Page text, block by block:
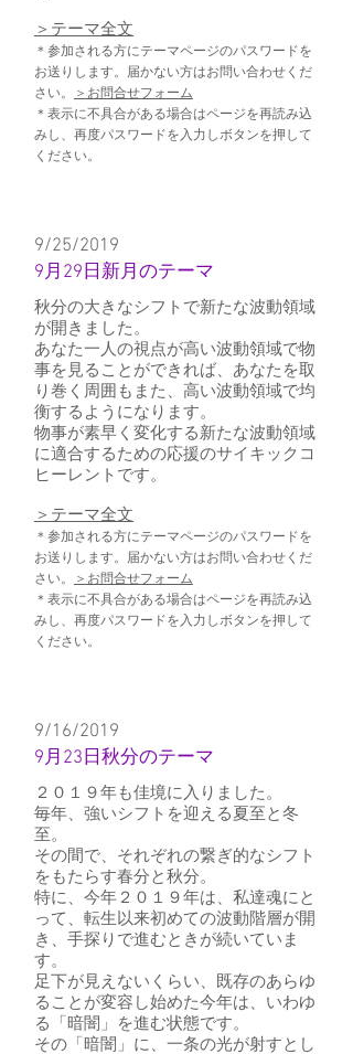
​＞テーマ全文
＊参加される方にテーマページのパスワードを
お送りします。届かない方はお問い合わせくだ
さい。
＞お問合せフォーム
＊表示に不具合がある場合はページを再読み込
みし、再度パスワードを入力しボタンを押して
ください。
9/25/2019
9月29日新月のテーマ
秋分の大きなシフトで新たな波動領域
が開きました。
あなた一人の視点が高い波動領域で物
事を見ることができれば、あなたを取
り巻く周囲もまた、高い波動領域で均
衡するようになります。
物事が素早く変化する新たな波動領域
に適合するための応援のサイキックコ
ヒーレントです。
​＞テーマ全文
＊参加される方にテーマページのパスワードを
お送りします。届かない方はお問い合わせくだ
さい。
＞お問合せフォーム
＊表示に不具合がある場合はページを再読み込
みし、再度パスワードを入力しボタンを押して
ください。
9/16/2019
9月23日秋分のテーマ
２０１９年も佳境に入りました。
毎年、強いシフトを迎える夏至と冬
至。
その間で、それぞれの繋ぎ的なシフト
をもたらす春分と秋分。
特に、今年２０１９年は、私達魂にと
って、転生以来初めての波動階層が開
き、手探りで進むときが続いていま
す。
足下が見えないくらい、既存のあらゆ
ることが変容し始めた今年は、いわゆ
る「暗闇」を進む状態です。
その「暗闇」に、一条の光が射すとし